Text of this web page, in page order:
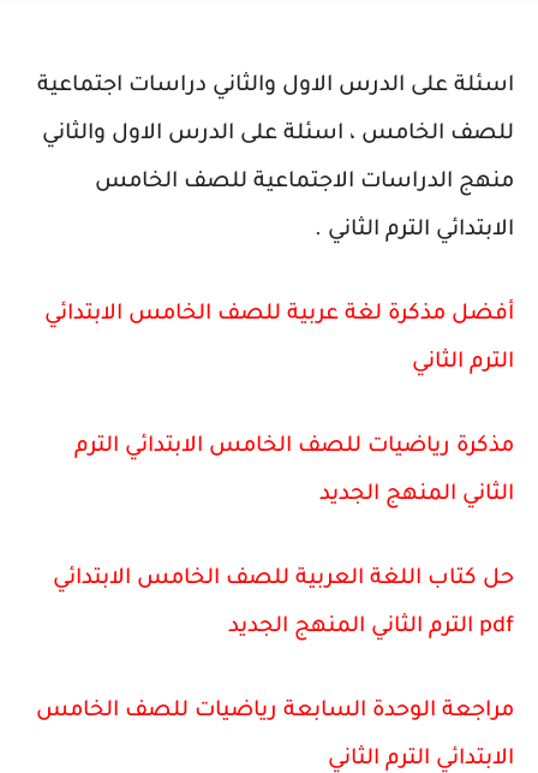
اسئلة على الدرس الاول والثاني دراسات اجتماعية
للصف الخامس ، اسئلة على الدرس الاول والثاني
منهج الدراسات الاجتماعية للصف الخامس
الابتدائي الترم الثاني .
أفضل مذكرة لغة عربية للصف الخامس الابتدائي
الترم الثاني
مذكرة رياضيات للصف الخامس الابتدائي الترم
الثاني المنهج الجديد
حل كتاب اللغة العربية للصف الخامس الابتدائي
pdf الترم الثاني المنهج الجديد
مراجعة الوحدة السابعة رياضيات للصف الخامس
الابتدائي الترم الثاني